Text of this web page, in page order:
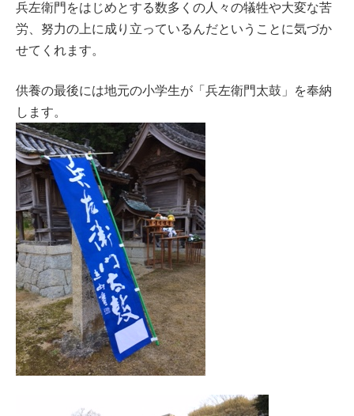
兵左衛門をはじめとする数多くの人々の犠牲や大変な苦
労、努力の上に成り立っているんだということに気づか
せてくれます。
供養の最後には地元の小学生が「兵左衛門太鼓」を奉納
します。